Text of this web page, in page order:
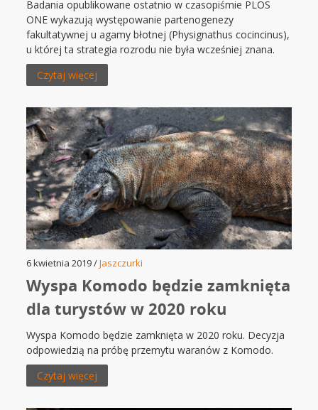
Badania opublikowane ostatnio w czasopiśmie PLOS
ONE wykazują występowanie partenogenezy
fakultatywnej u agamy błotnej (Physignathus cocincinus),
u której ta strategia rozrodu nie była wcześniej znana.
Czytaj więcej
6 kwietnia 2019 /Jaszczurki
Wyspa Komodo będzie zamknięta
dla turystów w 2020 roku
Wyspa Komodo będzie zamknięta w 2020 roku. Decyzja
odpowiedzią na próbę przemytu waranów z Komodo.
Czytaj więcej